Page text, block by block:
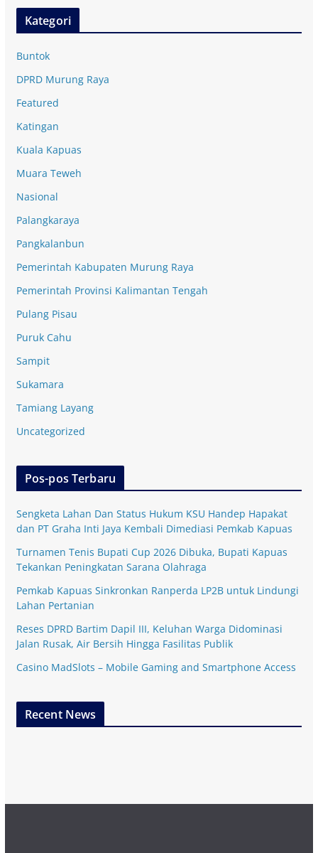
Kategori
Buntok
DPRD Murung Raya
Featured
Katingan
Kuala Kapuas
Muara Teweh
Nasional
Palangkaraya
Pangkalanbun
Pemerintah Kabupaten Murung Raya
Pemerintah Provinsi Kalimantan Tengah
Pulang Pisau
Puruk Cahu
Sampit
Sukamara
Tamiang Layang
Uncategorized
Pos-pos Terbaru
Sengketa Lahan Dan Status Hukum KSU Handep Hapakat
dan PT Graha Inti Jaya Kembali Dimediasi Pemkab Kapuas
Turnamen Tenis Bupati Cup 2026 Dibuka, Bupati Kapuas
Tekankan Peningkatan Sarana Olahraga
Pemkab Kapuas Sinkronkan Ranperda LP2B untuk Lindungi
Lahan Pertanian
Reses DPRD Bartim Dapil III, Keluhan Warga Didominasi
Jalan Rusak, Air Bersih Hingga Fasilitas Publik
Casino MadSlots – Mobile Gaming and Smartphone Access
Recent News